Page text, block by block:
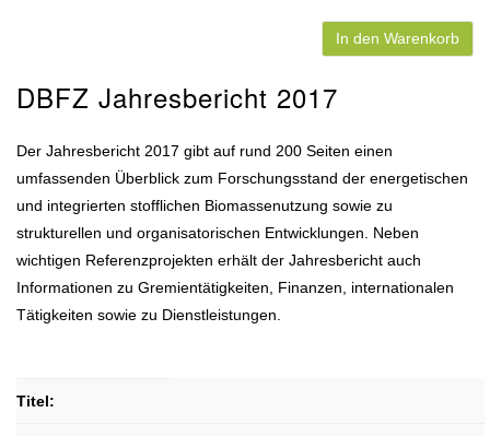
In den Warenkorb
DBFZ Jahresbericht 2017
Der Jahresbericht 2017 gibt auf rund 200 Seiten einen
umfassenden Überblick zum Forschungsstand der energetischen
und integrierten stofflichen Biomassenutzung sowie zu
strukturellen und organisatorischen Entwicklungen. Neben
wichtigen Referenzprojekten erhält der Jahresbericht auch
Informationen zu Gremientätigkeiten, Finanzen, internationalen
Tätigkeiten sowie zu Dienstleistungen.
Titel: